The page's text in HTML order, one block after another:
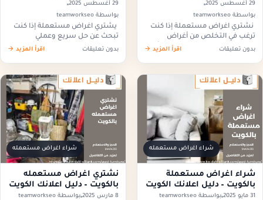
29 أغسطس 2025
بواسطة teamworkseo
نشتري اغراض مستعملة إذا كنت
ترغب في التخلص من أغراض
مستعملة ترهقك داخل المنزل أو
لبيعها دون…
بدون تعليقات اقرأ المزيد →
29 أغسطس 2025
بواسطة teamworkseo
يشتري اغراض مستعملة إذا كنت
تبحث عن حل سريع وعملي
للتخلص من الأغراض المستعملة
بدون تعليقات اقرأ المزيد →
شراء اغراض مستعمله
شراء اغراض مستعملة
بالكويت – دليل اعلانك الكويت
31 مايو 2025 بواسطة teamworkseo
شراء اغراض مستعمله
نشتري اغراض مستعمله
بالكويت – دليل اعلانك الكويت
8 مارس 2025 بواسطة teamworkseo